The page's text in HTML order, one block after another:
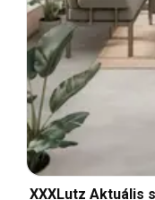
XXXLutz Aktuális